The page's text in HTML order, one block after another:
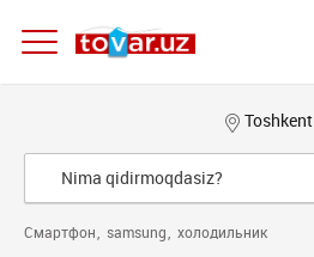
Toshkent
Смартфон samsung холодильник